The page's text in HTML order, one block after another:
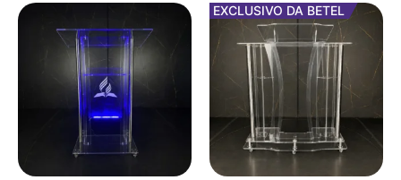
EXCLUSIVO DA BETEL